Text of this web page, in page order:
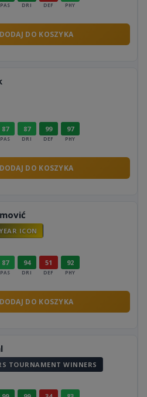
PAS DRI DEF PHY
DODAJ DO KOSZYKA
87
PAS
87
DRI
99
DEF
97
PHY
DODAJ DO KOSZYKA
ICON
87
PAS
94
DRI
51
DEF
92
PHY
DODAJ DO KOSZYKA
TOURNAMENT WINNERS